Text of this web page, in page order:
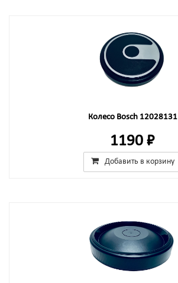
Колесо Bosch 12028131
1190 ₽
Добавить в корзину